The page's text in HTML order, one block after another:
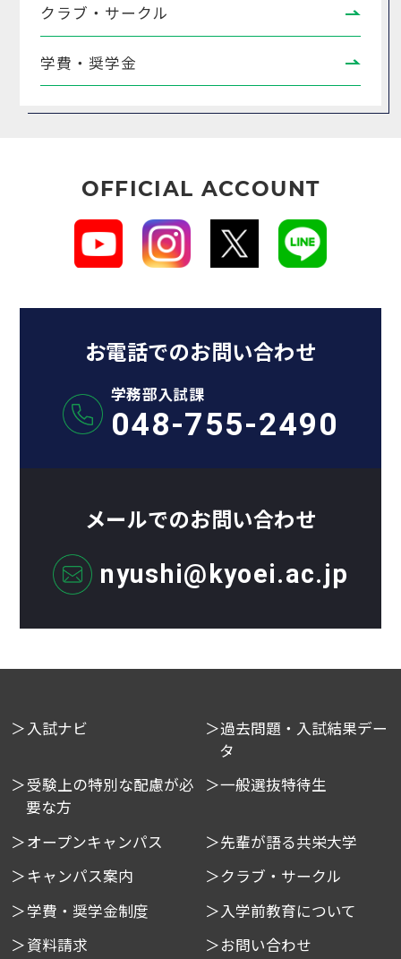
クラブ・サークル
学費・奨学金
OFFICIAL ACCOUNT
お電話でのお問い合わせ
学務部入試課
048-755-2490
メールでのお問い合わせ
nyushi@kyoei.ac.jp
入試ナビ
過去問題・入試結果デー
タ
受験上の特別な配慮が必
要な方
一般選抜特待生
オープンキャンパス
先輩が語る共栄大学
キャンパス案内
クラブ・サークル
学費・奨学金制度
入学前教育について
資料請求
お問い合わせ